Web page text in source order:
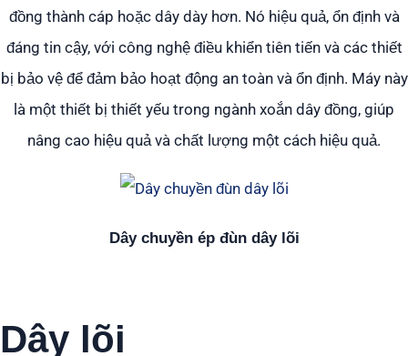
đồng thành cáp hoặc dây dày hơn. Nó hiệu quả, ổn định và
đáng tin cậy, với công nghệ điều khiển tiên tiến và các thiết
bị bảo vệ để đảm bảo hoạt động an toàn và ổn định. Máy này
là một thiết bị thiết yếu trong ngành xoắn dây đồng, giúp
nâng cao hiệu quả và chất lượng một cách hiệu quả.
Dây chuyền ép đùn dây lõi
Dây lõi